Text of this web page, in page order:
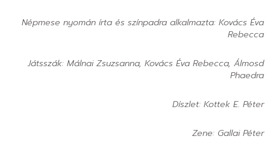
Népmese nyomán írta és színpadra alkalmazta: Kovács Éva
Rebecca
Játsszák: Málnai Zsuzsanna, Kovács Éva Rebecca, Álmosd
Phaedra
Díszlet: Kottek E. Péter
Zene: Gallai Péter